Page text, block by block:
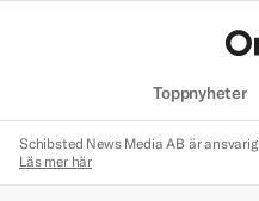
Toppnyheter
Schibsted News Media AB är
Läs mer här